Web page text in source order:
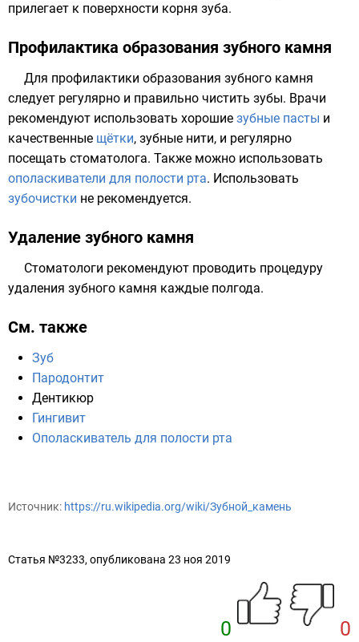
прилегает к поверхности корня зуба.
Профилактика образования зубного камня
Для профилактики образования зубного камня
следует регулярно и правильно чистить зубы. Врачи
рекомендуют использовать хорошие зубные пасты и
качественные щётки, зубные нити, и регулярно
посещать стоматолога. Также можно использовать
ополаскиватели для полости рта. Использовать
зубочистки не рекомендуется.
Удаление зубного камня
Стоматологи рекомендуют проводить процедуру
удаления зубного камня каждые полгода.
См. также
Зуб
Пародонтит
Дентикюр
Гингивит
Ополаскиватель для полости рта
Источник: https://ru.wikipedia.org/wiki/Зубной_камень
Статья №3233, опубликована 23 ноя 2019
0 0